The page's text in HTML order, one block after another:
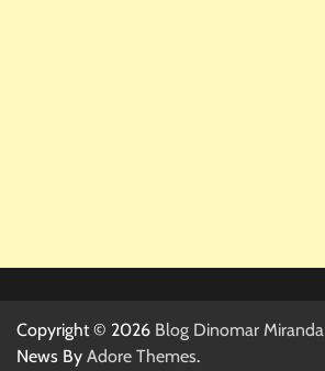
Copyright © 2026 Blog Dinomar Miranda
News By Adore Themes.